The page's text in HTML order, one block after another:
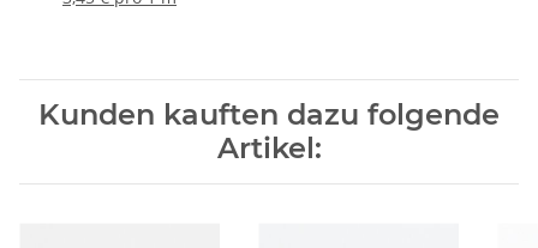
Kunden kauften dazu folgende
Artikel: